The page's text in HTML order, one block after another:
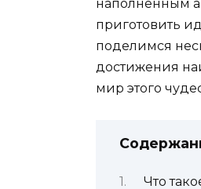
наполненным
приготовить
поделимся
достижения
мир этого
Что